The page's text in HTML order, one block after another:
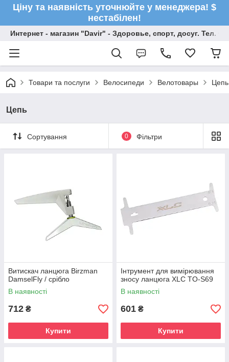
Ціну та наявність уточнюйте у менеджера! $
нестабілен!
Интернет - магазин "Davir" - Здоровье, спорт, досуг. Тел.
Товари та послуги Велосипеди Велотовары Цепь
Цепь
Сортування 0 Фільтри
Витискач ланцюга Birzman
DamselFly / срібло
В наявності
712 ₴
Купити
Інтрумент для вимірювання
зносу ланцюга XLC TO-S69
В наявності
601 ₴
Купити